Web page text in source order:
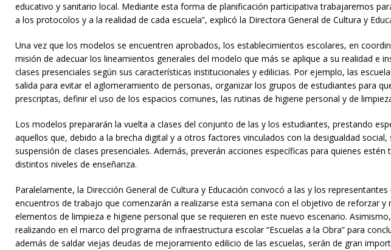
educativo y sanitario local. Mediante esta forma de planificación participativa trabajaremos
a los protocolos y a la realidad de cada escuela”, explicó la Directora General de Cultura y
Una vez que los modelos se encuentren aprobados, los establecimientos escolares, en
misión de adecuar los lineamientos generales del modelo que más se aplique a su realidad e
clases presenciales según sus características institucionales y edilicias. Por ejemplo, las
salida para evitar el aglomeramiento de personas, organizar los grupos de estudiantes para
prescriptas, definir el uso de los espacios comunes, las rutinas de higiene personal y de
Los modelos prepararán la vuelta a clases del conjunto de las y los estudiantes, prestando
aquellos que, debido a la brecha digital y a otros factores vinculados con la desigualdad
suspensión de clases presenciales. Además, preverán acciones específicas para quienes
distintos niveles de enseñanza.
Paralelamente, la Dirección General de Cultura y Educación convocó a las y los
encuentros de trabajo que comenzarán a realizarse esta semana con el objetivo de reforzar
elementos de limpieza e higiene personal que se requieren en este nuevo escenario.
realizando en el marco del programa de infraestructura escolar “Escuelas a la Obra” para
además de saldar viejas deudas de mejoramiento edilicio de las escuelas, serán de gran